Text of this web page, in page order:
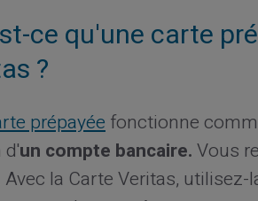
ce qu'une carte
?
prépayée fonctionne
d'un compte bancaire.Vous
Avec la Carte Veritas, utilisez-